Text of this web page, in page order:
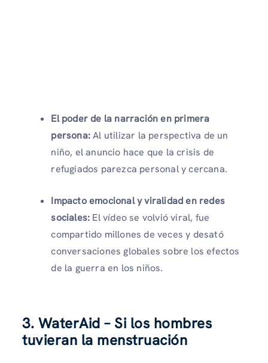
El poder de la narración en primera
persona:Al utilizar la perspectiva de un
niño, el anuncio hace que la crisis de
refugiados parezca personal y cercana.
Impacto emocional y viralidad en redes
sociales: El vídeo se volvió viral, fue
compartido millones de veces y desató
conversaciones globales sobre los efectos
de la guerra en los niños.
3. WaterAid – Si los hombres
tuvieran la menstruación